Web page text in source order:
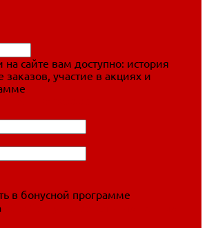
на сайте вам доступно: история
заказов, участие в акциях и
в бонусной программе